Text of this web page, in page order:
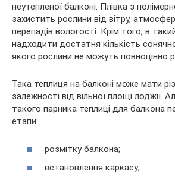
неутепленої балконі. Плівка з
захистить рослини від вітру,
перепадів вологості. Крім того, в
надходити достатня кількість
якого рослини не можуть повноцінно
Така теплиця на балконі може мати
залежності від вільної площі лоджії.
такого парника теплиці для балкона
етапи:
розмітку балкона;
встановлення каркасу;